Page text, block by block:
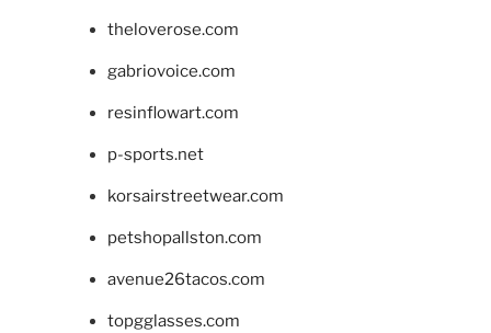
theloverose.com
gabriovoice.com
resinflowart.com
p-sports.net
korsairstreetwear.com
petshopallston.com
avenue26tacos.com
topgglasses.com